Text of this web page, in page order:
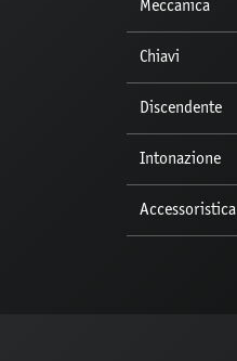
Meccanica
Chiavi
Discendente
Intonazione
Accessoristica